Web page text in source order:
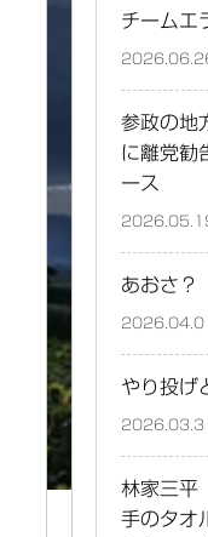
チームエ
参政の地
に離党勧
ース
あおさ？
やり投げ
林家三平
手のタオ